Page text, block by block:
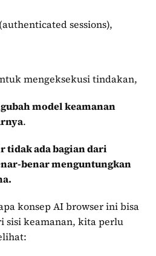
sessions),
mengeksekusi tindakan,
model keamanan
.
tidak ada bagian dari
benar menguntungkan
konsep AI browser ini bisa
sisi keamanan, kita perlu